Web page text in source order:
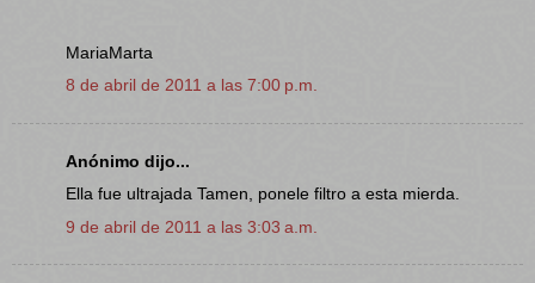
MariaMarta
8 de abril de 2011 a las 7:00 p.m.
Anónimo dijo...
Ella fue ultrajada Tamen, ponele filtro a esta mierda.
9 de abril de 2011 a las 3:03 a.m.